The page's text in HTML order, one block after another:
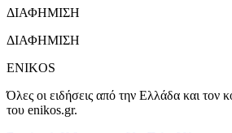
ΔΙΑΦΗΜΙΣΗ
ΔΙΑΦΗΜΙΣΗ
ENIKOS
Όλες οι ειδήσεις από την Ελλάδα και τον
του enikos.gr.